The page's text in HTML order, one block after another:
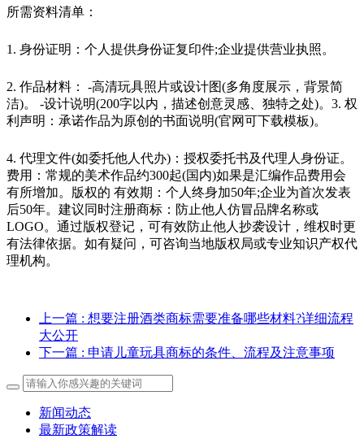
所需资料清单：
1. 身份证明：个人提供身份证复印件;企业提供营业执照。
2. 作品材料： -高清玩具照片或设计图(多角度展示，背景简
洁)。 -设计说明(200字以内，描述创意灵感、独特之处)。3. 权
利声明：承诺作品为原创的书面说明(官网可下载模板)。
4. 代理文件(如委托他人代办)：授权委托书及代理人身份证。
费用：常规的美术作品约300起(国内)如果是汇编作品费用会
有所增加。版权的 有效期：个人终身加50年;企业为首次发表
后50年。建议同时注册商标：防止他人仿冒品牌名称或
LOGO。通过版权登记，可有效防止他人抄袭设计，维权时更
有法律依据。如有疑问，可咨询当地版权局或专业知识产权代
理机构。
上一篇 : 想要注册酒类商标需要准备哪些材料?详细流程
大公开
下一篇 : 申请儿童玩具商标的条件、流程及注意事项
新闻动态
最新政策解读